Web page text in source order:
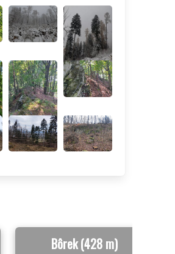
Bôrek (428 m)